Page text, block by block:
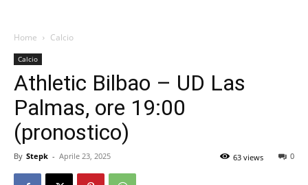
Home Calcio
Calcio
Athletic Bilbao – UD Las
Palmas, ore 19:00
(pronostico)
By Stepk - Aprile 23, 2025 0
63 views